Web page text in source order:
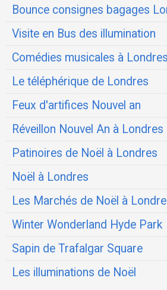
Bounce consignes bagages
Visite en Bus des illumination
Comédies musicales à Londres
Le téléphérique de Londres
Feux d'artifices Nouvel an
Réveillon Nouvel An à Londres
Patinoires de Noël à Londres
Noël à Londres
Les Marchés de Noël à
Winter Wonderland Hyde Park
Sapin de Trafalgar Square
Les illuminations de Noël